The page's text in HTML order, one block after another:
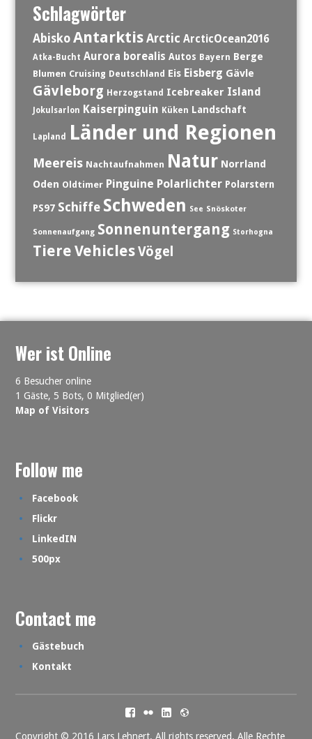
Schlagwörter
Abisko Antarktis Arctic ArcticOcean2016
Atka-Bucht Aurora borealis Autos Bayern Berge
Blumen Cruising Deutschland Eis Eisberg Gävle
Gävleborg Herzogstand Icebreaker Island
Jokulsarlon Kaiserpinguin Küken Landschaft
Lapland Länder und Regionen
Meereis Nachtaufnahmen Natur Norrland
Oden Oldtimer Pinguine Polarlichter Polarstern
PS97 Schiffe Schweden See Snöskoter
Sonnenaufgang Sonnenuntergang Storhogna
Tiere VehiclesVögel
Wer ist Online
6 Besucher online
1 Gäste, 5 Bots, 0 Mitglied(er)
Map of Visitors
Follow me
Facebook
Flickr
LinkedIN
500px
Contact me
Gästebuch
Kontakt
Facebook
Flickr LinkedIN
Copyright © 2016 Lars Lehnert. All rights reserved. Alle Rechte